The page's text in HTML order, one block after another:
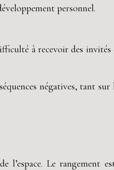
personnel.
à recevoir des
négatives, tant
Le rangement